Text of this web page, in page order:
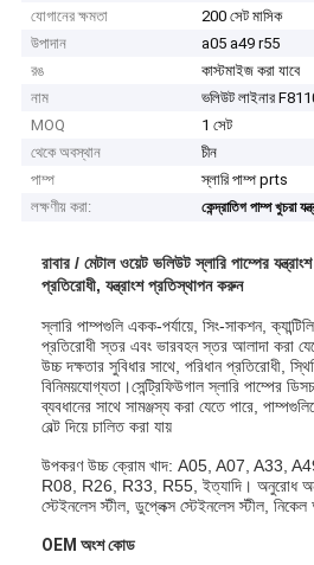
যোগানের ক্ষমতা
200 সেট মাসিক
উপাদান
a05 a49 r55
রঙ
কাস্টমাইজ করা যাবে
নাম
ভলিউট লাইনার
MOQ
1 সেট
থেকে অবস্থান
চীন
পাম্প
স্লারি পাম্প prts
লক্ষণীয় করা:
কেন্দ্রাতিগ পাম্প খুচরা
রাবার / মেটাল ওয়েট ভলিউট স্লারি পাম্পের
প্রতিরোধী, যন্ত্রাংশ প্রতিস্থাপন করুন
স্লারি পাম্পগুলি একক-পর্যায়ে, সিং-সাকশন,
প্রতিরোধী স্তর এবং ভারবহন স্তর আলাদা করা
উচ্চ দক্ষতার সুবিধার সাথে, পরিধান প্রতিরোধী,
বিনিময়যোগ্যতা।সেন্ট্রিফিউগাল স্লারি পাম্পের
ব্যবধানের সাথে সামঞ্জস্য করা যেতে পারে,
বেল্ট দিয়ে চালিত করা যায়
উপকরণ উচ্চ ক্রোম খাদ: A05, A07, A33, A49,
R08, R26, R33, R55, ইত্যাদি। অনুরোধ
স্টেইনলেস স্টীল, ডুপ্লেক্স স্টেইনলেস স্টীল,
OEM অংশ কোড